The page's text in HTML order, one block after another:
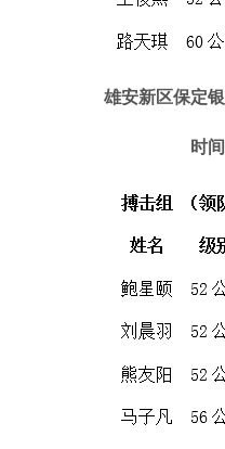
雄安新区保定银
时间